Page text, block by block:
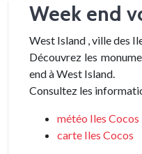
Week end
West Island , ville des
Découvrez les
end à West Island.
Consultez les
météo Iles Cocos
carte Iles Cocos